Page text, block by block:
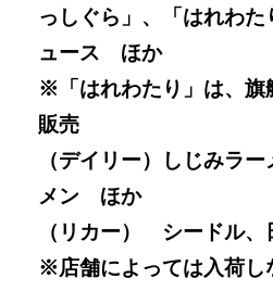
っしぐら」、「はれわ
ュース ほか
※「はれわたり」は、旗
販売
（デイリー）しじみラ
メン ほか
（リカー） シードル
※店舗によっては入荷し